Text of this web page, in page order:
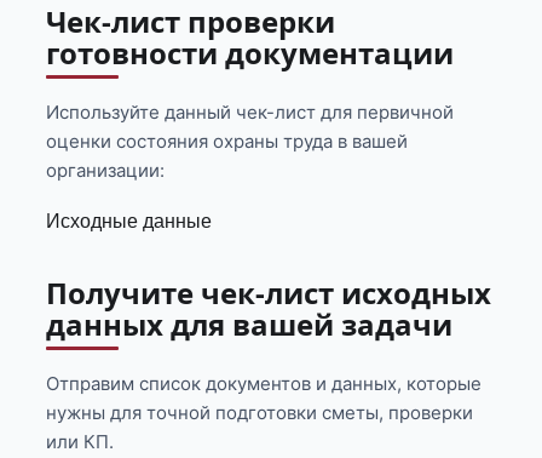
Чек-лист проверки
готовности документации
Используйте данный чек-лист для первичной
оценки состояния охраны труда в вашей
организации:
Исходные данные
Получите чек-лист исходных
данных для вашей задачи
Отправим список документов и данных, которые
нужны для точной подготовки сметы, проверки
или КП.